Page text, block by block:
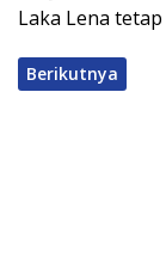
Laka Lena
Berikutnya